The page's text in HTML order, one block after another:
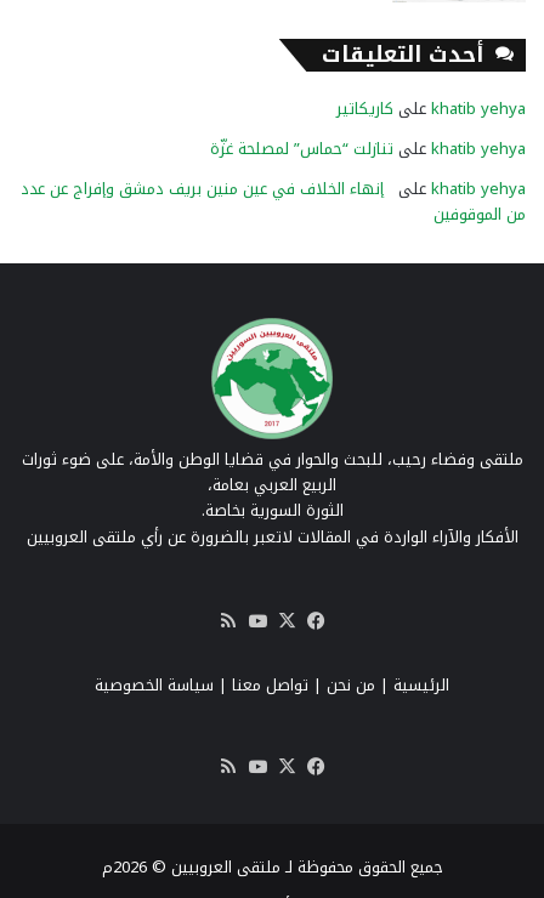
أحدث التعليقات
khatib yehyaعلى كاريكاتير
khatib yehyaعلى تنازلت “حماس” لمصلحة غزّة
khatib yehyaعلى إنهاء الخلاف في عين منين بريف دمشق وإفراج عن عدد
من الموقوفين
ملتقى وفضاء رحيب، للبحث والحوار في قضايا الوطن والأمة، على ضوء ثورات
الربيع العربي بعامة،
الثورة السورية بخاصة.
الأفكار والآراء الواردة في المقالات لاتعبر بالضرورة عن رأي ملتقى العروبيين
فيسبوك
‫X
‫YouTube
RSS
الرئيسية | من نحن | تواصل معنا | سياسة الخصوصية
فيسبوك
‫X
‫YouTube
جميع الحقوق محفوظة لـ ملتقى العروبيين © 2026م